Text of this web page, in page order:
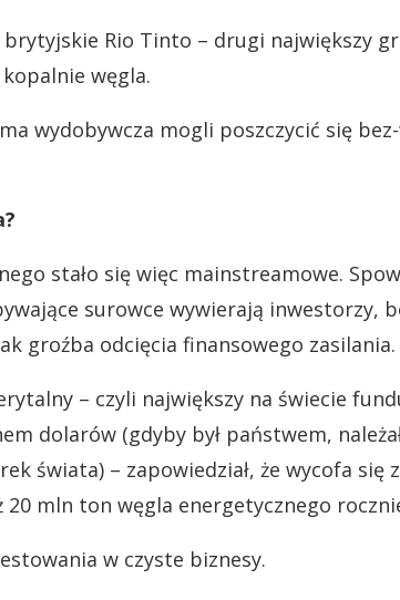
Rio Tinto – drugi największy
węgla.
wydobywcza mogli poszczycić się
stało się więc mainstreamowe.
surowce wywierają inwestorzy,
groźba odcięcia finansowego zasilania.
– czyli największy na świecie
dolarów (gdyby był państwem,
świata) – zapowiedział, że wycofa się
mln ton węgla energetycznego
w czyste biznesy.